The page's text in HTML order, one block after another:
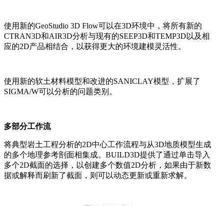
使用新的GeoStudio 3D Flow可以在3D环境中，将所有新的
CTRAN3D和AIR3D分析与现有的SEEP3D和TEMP3D以及相
应的2D产品相结合，以获得更大的环境建模灵活性。
使用新的软土材料模型和改进的SANICLAY模型，扩展了
SIGMA/W可以分析的问题类别。
多部分工作流
将典型岩土工程分析的2D中心工作流程与从3D地质模型生成
的多个地理参考剖面相集成。BUILD3D提供了通过单击导入
多个2D截面的选择，以创建多个数值2D分析，如果由于新数
据或解释而刷新了截面，则可以动态更新或重新求解。